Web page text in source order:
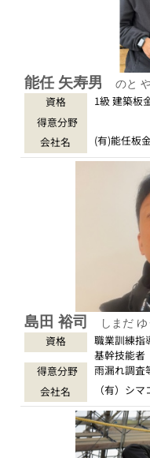
能任 矢寿男 のと
資格
1級 建築板
得意分野
会社名
(有)能任板
島田 裕司 しまだ ゆ
資格
職業訓練指
基幹技能者
得意分野
雨漏れ調査
会社名
（有）シマ